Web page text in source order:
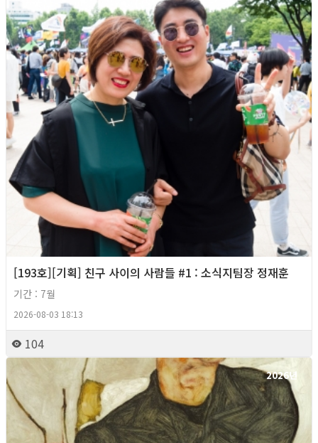
[193호][기획] 친구 사이의 사람들 #1 : 소식지팀장 정재훈
기간 : 7월
2026-08-03 18:13
104
2026년